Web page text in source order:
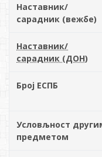
Наставник/
сарадник (вежбе)
Наставник/
сарадник (ДОН)
Број ЕСПБ
Условљност
предметом